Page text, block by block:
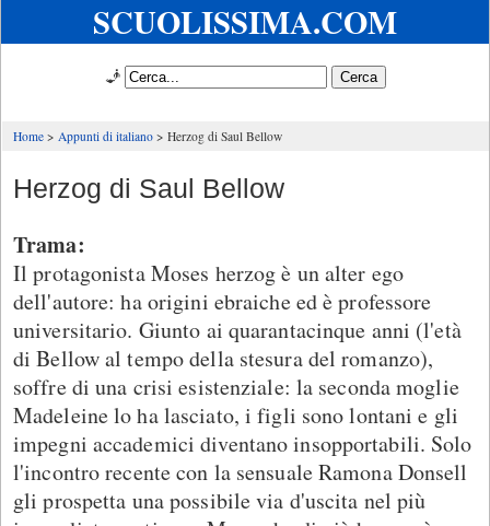
SCUOLISSIMA.COM
🧞
Home Appunti di italiano Herzog di Saul Bellow
Herzog di Saul Bellow
Trama:
Il protagonista Moses herzog è un alter ego
dell'autore: ha origini ebraiche ed è professore
universitario. Giunto ai quarantacinque anni (l'età
di Bellow al tempo della stesura del romanzo),
soffre di una crisi esistenziale: la seconda moglie
Madeleine lo ha lasciato, i figli sono lontani e gli
impegni accademici diventano insopportabili. Solo
l'incontro recente con la sensuale Ramona Donsell
gli prospetta una possibile via d'uscita nel più